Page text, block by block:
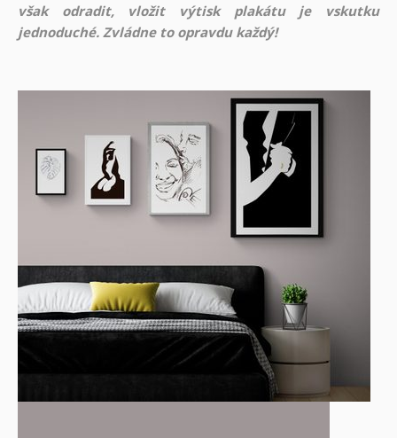
však odradit, vložit výtisk plakátu je vskutku
jednoduché. Zvládne to opravdu každý!